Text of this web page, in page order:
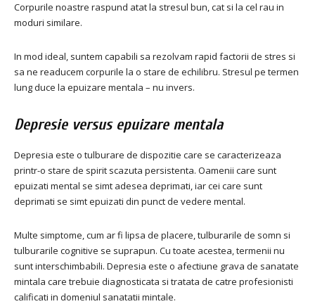
Corpurile noastre raspund atat la stresul bun, cat si la cel rau in
moduri similare.
In mod ideal, suntem capabili sa rezolvam rapid factorii de stres si
sa ne readucem corpurile la o stare de echilibru. Stresul pe termen
lung duce la epuizare mentala – nu invers.
Depresie versus epuizare mentala
Depresia este o tulburare de dispozitie care se caracterizeaza
printr-o stare de spirit scazuta persistenta. Oamenii care sunt
epuizati mental se simt adesea deprimati, iar cei care sunt
deprimati se simt epuizati din punct de vedere mental.
Multe simptome, cum ar fi lipsa de placere, tulburarile de somn si
tulburarile cognitive se suprapun. Cu toate acestea, termenii nu
sunt interschimbabili. Depresia este o afectiune grava de sanatate
mintala care trebuie diagnosticata si tratata de catre profesionisti
calificati in domeniul sanatatii mintale.